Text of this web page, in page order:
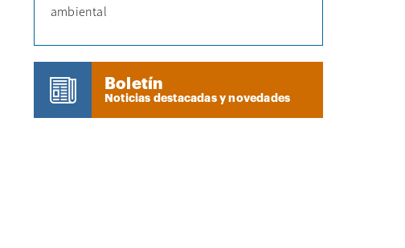
ambiental
Boletín
Noticias destacadas y novedades